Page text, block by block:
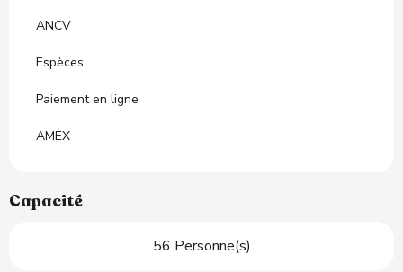
ANCV
Espèces
Paiement en ligne
AMEX
Capacité
56 Personne(s)